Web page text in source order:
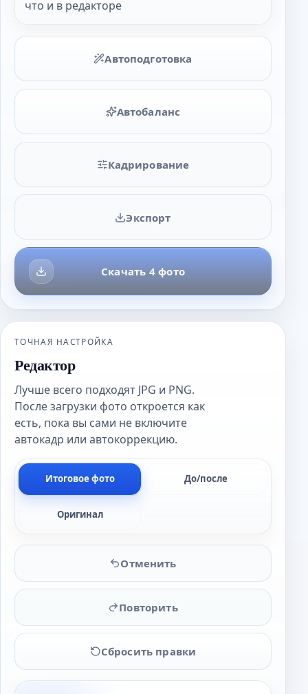
что и в редакторе
Автоподготовка
Автобаланс
Кадрирование
Скачать 4 фото
Экспорт
ТОЧНАЯ НАСТРОЙКА
Редактор
Лучше всего подходят JPG и PNG.
После загрузки фото откроется как
есть, пока вы сами не включите
автокадр или автокоррекцию.
Итоговое фото До/после
Оригинал
Отменить
Повторить
Сбросить правки